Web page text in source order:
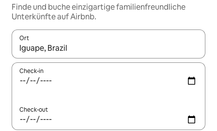
Finde und buche einzigartige familienfreundliche
Unterkünfte auf Airbnb.
Ort
Wenn Ergebnisse verfügbar sind, navigiere mit den
Check-in
Check-out